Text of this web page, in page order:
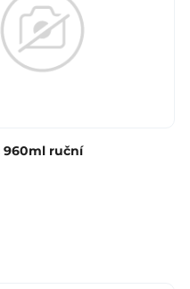
960ml ruční